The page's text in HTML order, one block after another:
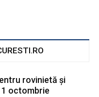
rovinietă şi
1 octombrie